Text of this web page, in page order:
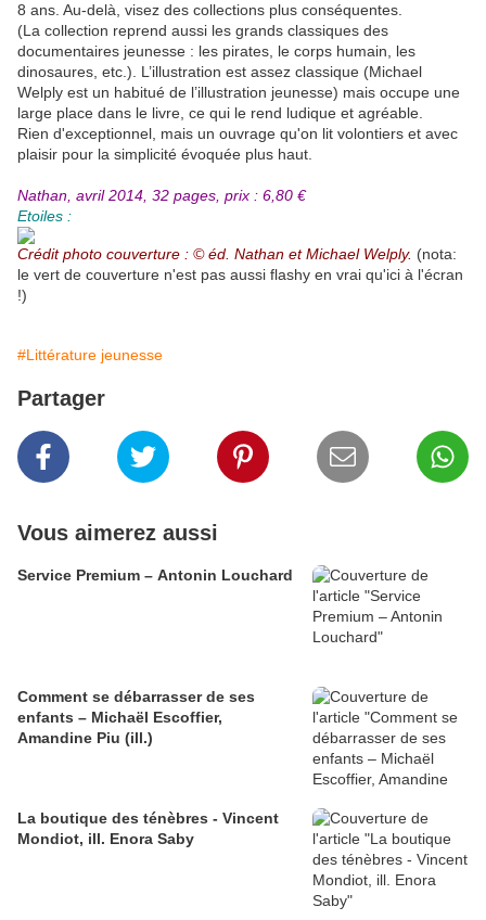
8 ans. Au-delà, visez des collections plus conséquentes.
(La collection reprend aussi les grands classiques des
documentaires jeunesse : les pirates, le corps humain, les
dinosaures, etc.). L’illustration est assez classique (Michael
Welply est un habitué de l’illustration jeunesse) mais occupe une
large place dans le livre, ce qui le rend ludique et agréable.
Rien d'exceptionnel, mais un ouvrage qu'on lit volontiers et avec
plaisir pour la simplicité évoquée plus haut.
Nathan, avril 2014, 32 pages, prix : 6,80 €
Etoiles :
Crédit photo couverture : © éd. Nathan et Michael Welply. (nota:
le vert de couverture n'est pas aussi flashy en vrai qu'ici à l'écran
!)
#Littérature jeunesse
Partager
Vous aimerez aussi
Service Premium – Antonin Louchard
Comment se débarrasser de ses
enfants – Michaël Escoffier,
Amandine Piu (ill.)
La boutique des ténèbres - Vincent
Mondiot, ill. Enora Saby